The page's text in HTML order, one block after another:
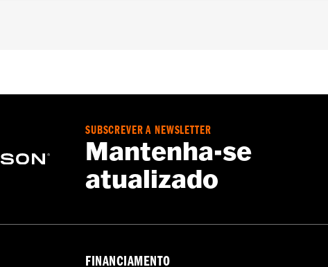
SUBSCREVER A NEWSLETTER
Mantenha-se
atualizado
FINANCIAMENTO